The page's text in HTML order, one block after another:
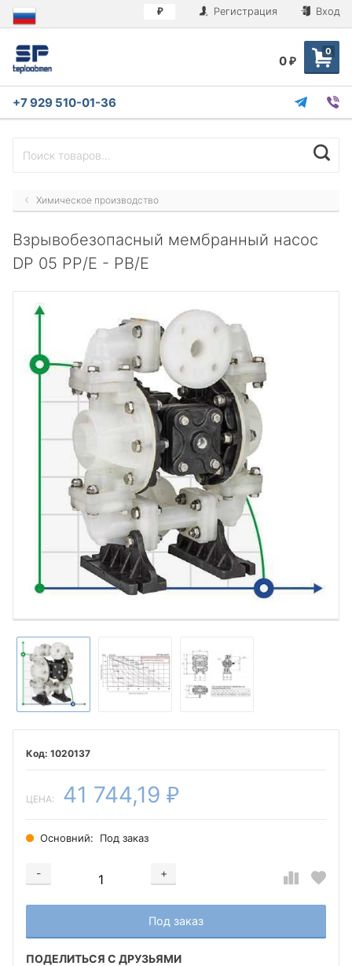
₽ Регистрация Вход
0
0 ₽
+7 929 510-01-36
Химическое производство
Взрывобезопасный мембранный насос
DP 05 PP/E - PB/E
1020137
ЦЕНА: 41 744,19 ₽
Основний: Под заказ
-
+
Добавляется...
Под заказ
Добавлен
ПОДЕЛИТЬСЯ С ДРУЗЬЯМИ